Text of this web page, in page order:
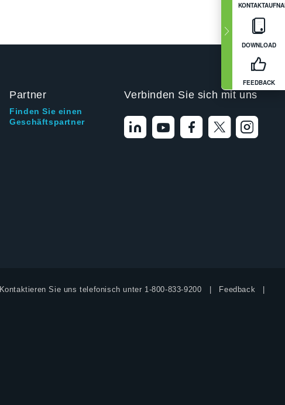
DOWNLOAD
FEEDBACK
Partner
Finden Sie einen
Geschäftspartner
Verbinden Sie sich mit uns
Kontaktieren Sie uns telefonisch unter 1-800-833-9200 Feedback